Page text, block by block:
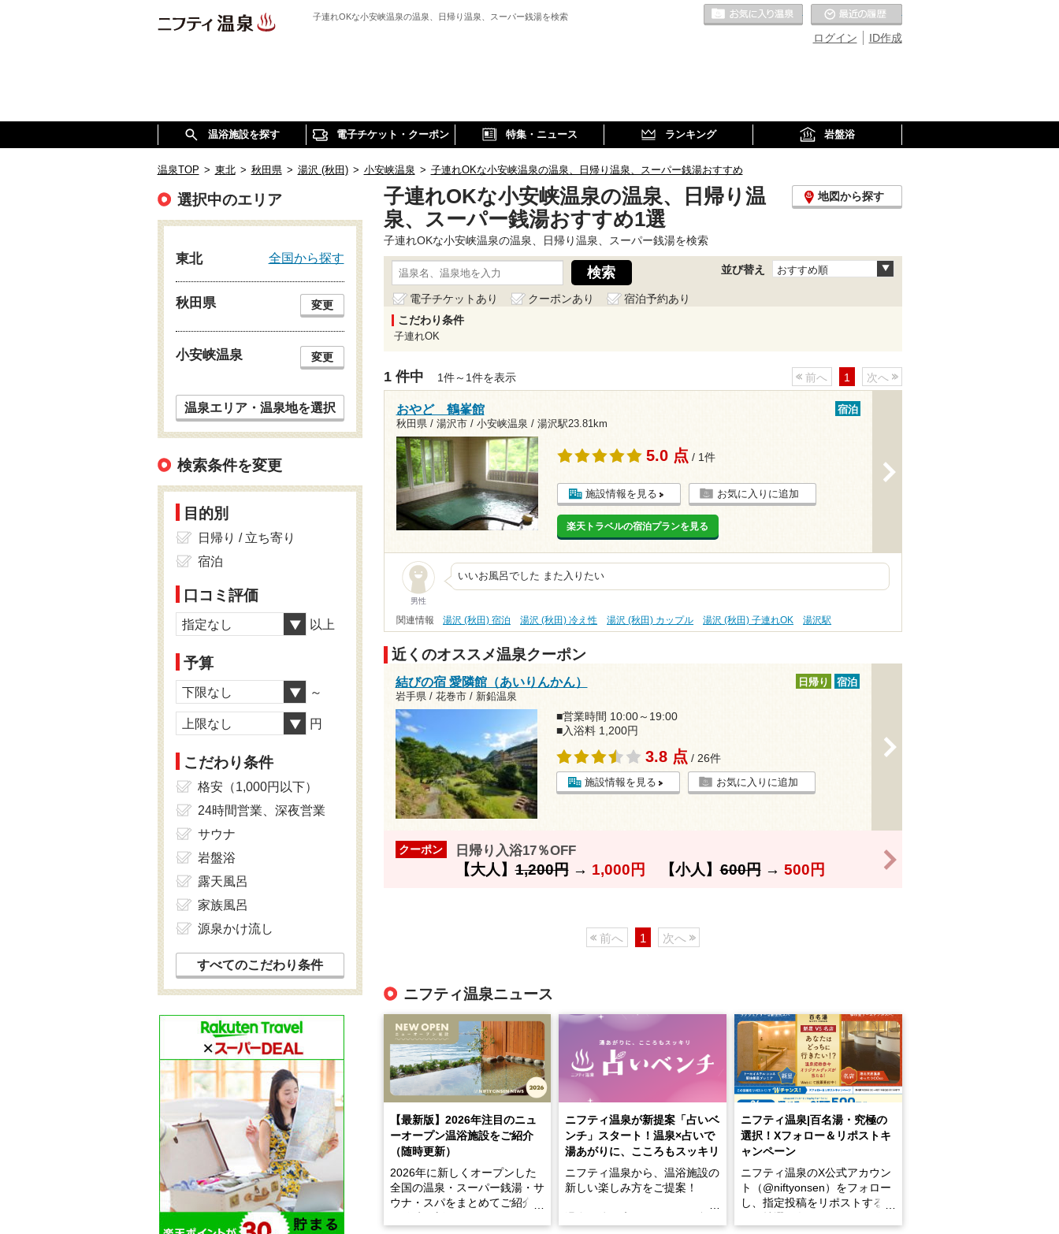
子連れOKな小安峡温泉の温泉、日帰り温泉、スーパー銭湯を検索
ID作成
ログイン
お気に入りの温泉
温浴施設を探す 電子チケット・クーポン 特集・ニュース ランキング 岩盤浴
温泉TOP > 東北 > 秋田県 > 湯沢 (秋田) > 小安峡温泉 > 子連れOKな小安峡温泉の温泉、日帰り温泉、スーパー銭湯おすすめ
子連れOKな小安峡温泉の温泉、日帰り温
泉、スーパー銭湯おすすめ1選
地図から探す
子連れOKな小安峡温泉の温泉、日帰り温泉、スーパー銭湯を検索
並び替え おすすめ順
電子チケットあり クーポンあり
宿泊予約あり
こだわり条件
子連れOK
1 件中 1件～1件を表示 前へ 1 次へ
おやど 鶴峯館
秋田県 / 湯沢市 / 小安峡温泉 / 湯沢駅23.81km
宿泊
5.0 点 / 1件
施設情報を見る お気に入りに追加
楽天トラベルの宿泊プランを見る
男性
いいお風呂でした また入りたい
関連情報 湯沢 (秋田) 宿泊 湯沢 (秋田) 冷え性 湯沢 (秋田) カップル 湯沢 (秋田) 子連れOK 湯沢駅
近くのオススメ温泉クーポン
結びの宿 愛隣館（あいりんかん）
岩手県 / 花巻市 / 新鉛温泉
日帰り 宿泊
■営業時間 10:00～19:00
■入浴料 1,200円
3.8 点 / 26件
施設情報を見る お気に入りに追加
クーポン 日帰り入浴17％OFF
【大人】1,200円→ 1,000円 【小人】600円→ 500円
前へ 1 次へ
ニフティ温泉ニュース
【最新版】2026年注目のニュ
ーオープン温浴施設をご紹介
（随時更新）
2026年に新しくオープンした
全国の温泉・スーパー銭湯・サ
ウナ・スパをまとめてご紹介！
ニフティ温泉が新提案「占いベ
ンチ」スタート！温泉×占いで
湯あがりに、こころもスッキリ
ニフティ温泉から、温浴施設の
新しい楽しみ方をご提案！
ニフティ温泉|百名湯・究極の
選択！Xフォロー＆リポストキ
ャンペーン
ニフティ温泉のX公式アカウン
ト（@niftyonsen）をフォロー
し、指定投稿をリポストする
選択中のエリア
東北 全国から探す
秋田県 変更
小安峡温泉 変更
温泉エリア・温泉地を選択
検索条件を変更
目的別
日帰り / 立ち寄り
宿泊
口コミ評価
指定なし 以上
予算
下限なし ～
上限なし 円
こだわり条件
格安（1,000円以下）
24時間営業、深夜営業
サウナ
岩盤浴
露天風呂
家族風呂
源泉かけ流し
すべてのこだわり条件